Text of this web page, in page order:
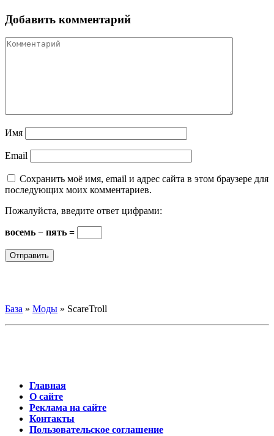
Добавить комментарий
Имя
Email
Сохранить моё имя, email и адрес сайта в этом браузере для
последующих моих комментариев.
Пожалуйста, введите ответ цифрами:
восемь − пять =
База » Моды » ScareTroll
Главная
О сайте
Реклама на сайте
Контакты
Пользовательское соглашение